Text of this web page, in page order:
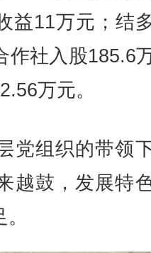
益11万元；结
作社入股185.6
万元。
组织的带领
越鼓，发展特